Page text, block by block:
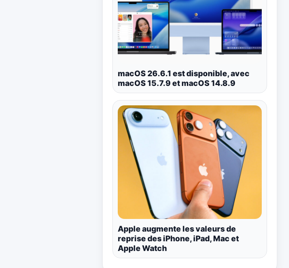
macOS 26.6.1 est disponible, avec
macOS 15.7.9 et macOS 14.8.9
Apple augmente les valeurs de
reprise des iPhone, iPad, Mac et
Apple Watch